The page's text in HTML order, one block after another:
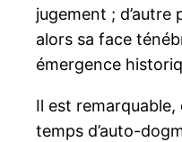
jugement ;
alors sa face
émergence
Il est
temps d’auto-